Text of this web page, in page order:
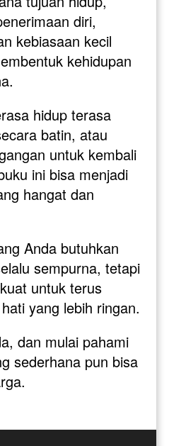
diri,
kebiasaan kecil
kehidupan
hidup terasa
batin, atau
untuk kembali
ini bisa menjadi
hangat dan
Anda butuhkan
sempurna, tetapi
untuk terus
yang lebih ringan.
dan mulai pahami
sederhana pun bisa